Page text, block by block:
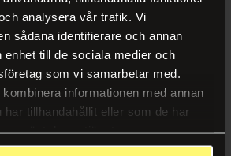
analysera vår trafik. Vi
sådana identifierare och annan
enhet till de sociala medier och
som vi samarbetar med.
informationen med annan
har tillhandahållit eller som de har
använt deras tjänster.